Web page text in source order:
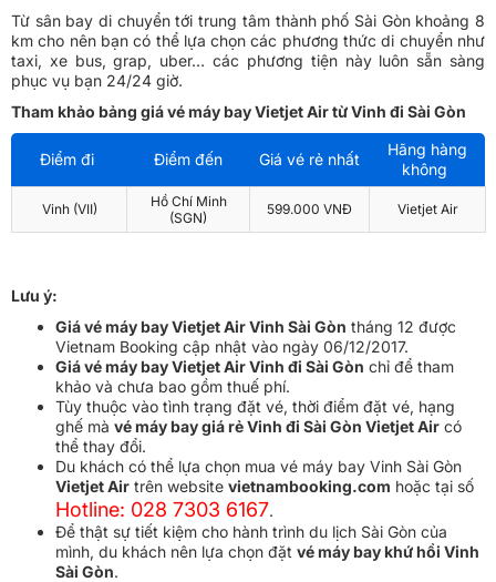
Từ sân bay di chuyển tới trung tâm thành phố Sài Gòn khoảng 8
km cho nên bạn có thể lựa chọn các phương thức di chuyển như
taxi, xe bus, grap, uber… các phương tiện này luôn sẵn sàng
phục vụ bạn 24/24 giờ.
Tham khảo bảng giá vé máy bay Vietjet Air từ Vinh đi Sài Gòn
Điểm đi Điểm đến Giá vé rẻ nhất
Hãng hàng
không
Vinh (VII)
Hồ Chí Minh
(SGN)
599.000 VNĐ Vietjet Air
Lưu ý:
Giá vé máy bay Vietjet Air Vinh Sài Gòn tháng 12 được
Vietnam Booking cập nhật vào ngày 06/12/2017.
Giá vé máy bay Vietjet Air Vinh đi Sài Gòn chỉ để tham
khảo và chưa bao gồm thuế phí.
Tùy thuộc vào tình trạng đặt vé, thời điểm đặt vé, hạng
ghế mà vé máy bay giá rẻ Vinh đi Sài Gòn Vietjet Air có
thể thay đổi.
Du khách có thể lựa chọn mua vé máy bay Vinh Sài Gòn
Vietjet Air trên website vietnambooking.com hoặc tại số
Hotline: 028 7303 6167.
Để thật sự tiết kiệm cho hành trình du lịch Sài Gòn của
mình, du khách nên lựa chọn đặt vé máy bay khứ hồi Vinh
Sài Gòn.